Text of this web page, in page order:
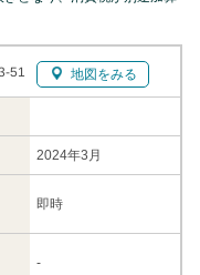
51 地図をみる
2024年3月
即時
-